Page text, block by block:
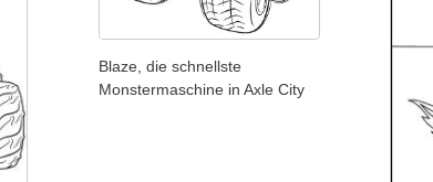
Blaze, die schnellste
Monstermaschine in Axle City